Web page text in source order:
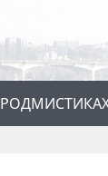
МИСТИКА